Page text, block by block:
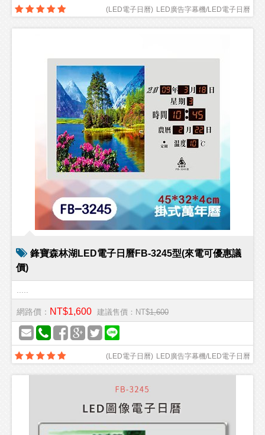
LED廣告字幕機/LED電子日曆
(LED電子日曆)
鋒寶森林湖LED電子日曆FB-3245型(來電可優惠議
價)
網路價： NT$1,600 建議售價：NT$1,600
LED廣告字幕機/LED電子日曆
(LED電子日曆)